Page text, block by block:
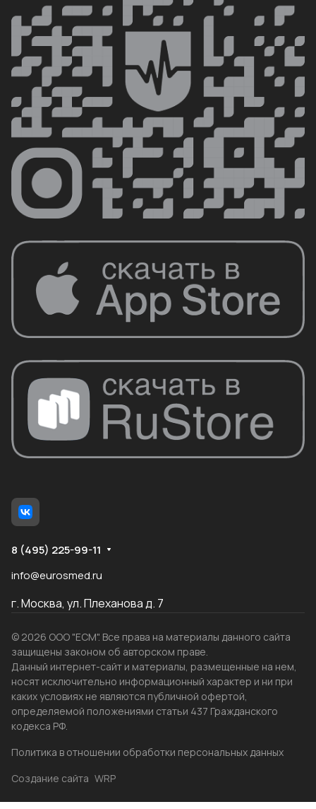
8 (495) 225-99-11
info@eurosmed.ru
г. Москва, ул. Плеханова д. 7
© 2026 ООО "ЕСМ". Все права на материалы данного сайта
защищены законом об авторском праве.
Данный интернет-сайт и материалы, размещенные на нем,
носят исключительно информационный характер и ни при
каких условиях не являются публичной офертой,
определяемой положениями статьи 437 Гражданского
кодекса РФ.
Политика в отношении обработки персональных данных
Создание сайта WRP